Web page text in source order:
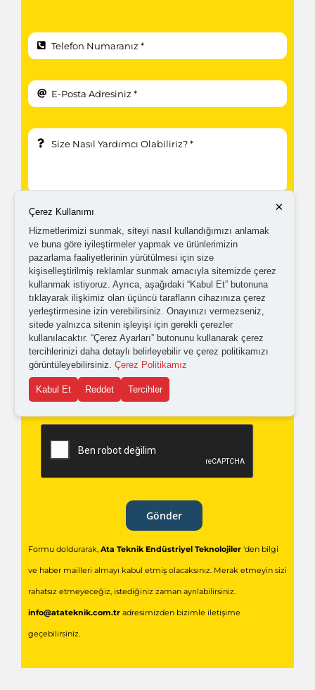
Kampanyalardan ve güncellemelerden haberdar
olabilmem için tarafıma ticari elektronik ileti
gönderilmesini kabul ediyorum.
Kişisel verilerimin işlenmesine yönelik
açık rıza metni'ni okudum,
Gönder
Formu doldurarak, Ata Teknik Endüstriyel Teknolojiler'den bilgi
ve haber mailleri almayı kabul etmiş olacaksınız. Merak etmeyin sizi
rahatsız etmeyeceğiz, istediğiniz zaman ayrılabilirsiniz.
info@atateknik.com.tradresimizden bizimle iletişime
geçebilirsiniz.
×
Çerez Kullanımı
Hizmetlerimizi sunmak, siteyi nasıl kullandığımızı anlamak
ve buna göre iyileştirmeler yapmak ve ürünlerimizin
pazarlama faaliyetlerinin yürütülmesi için size
kişiselleştirilmiş reklamlar sunmak amacıyla sitemizde çerez
kullanmak istiyoruz. Ayrıca, aşağıdaki “Kabul Et” butonuna
tıklayarak ilişkimiz olan üçüncü tarafların cihazınıza çerez
yerleştirmesine izin verebilirsiniz. Onayınızı vermezseniz,
sitede yalnızca sitenin işleyişi için gerekli çerezler
kullanılacaktır. “Çerez Ayarları” butonunu kullanarak çerez
tercihlerinizi daha detaylı belirleyebilir ve çerez politikamızı
görüntüleyebilirsiniz. Çerez Politikamız
Kabul Et Reddet Tercihler